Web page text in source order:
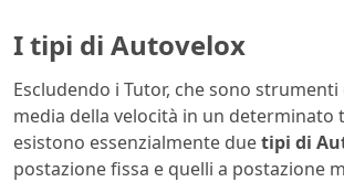
I tipi di Autovelox
Escludendo i Tutor, che sono
media della velocità in un determinato
esistono essenzialmente duetipi di
postazione fissa e quelli a postazione